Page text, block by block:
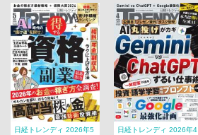
日経トレンディ 2026年5
日経トレンディ 2026年4